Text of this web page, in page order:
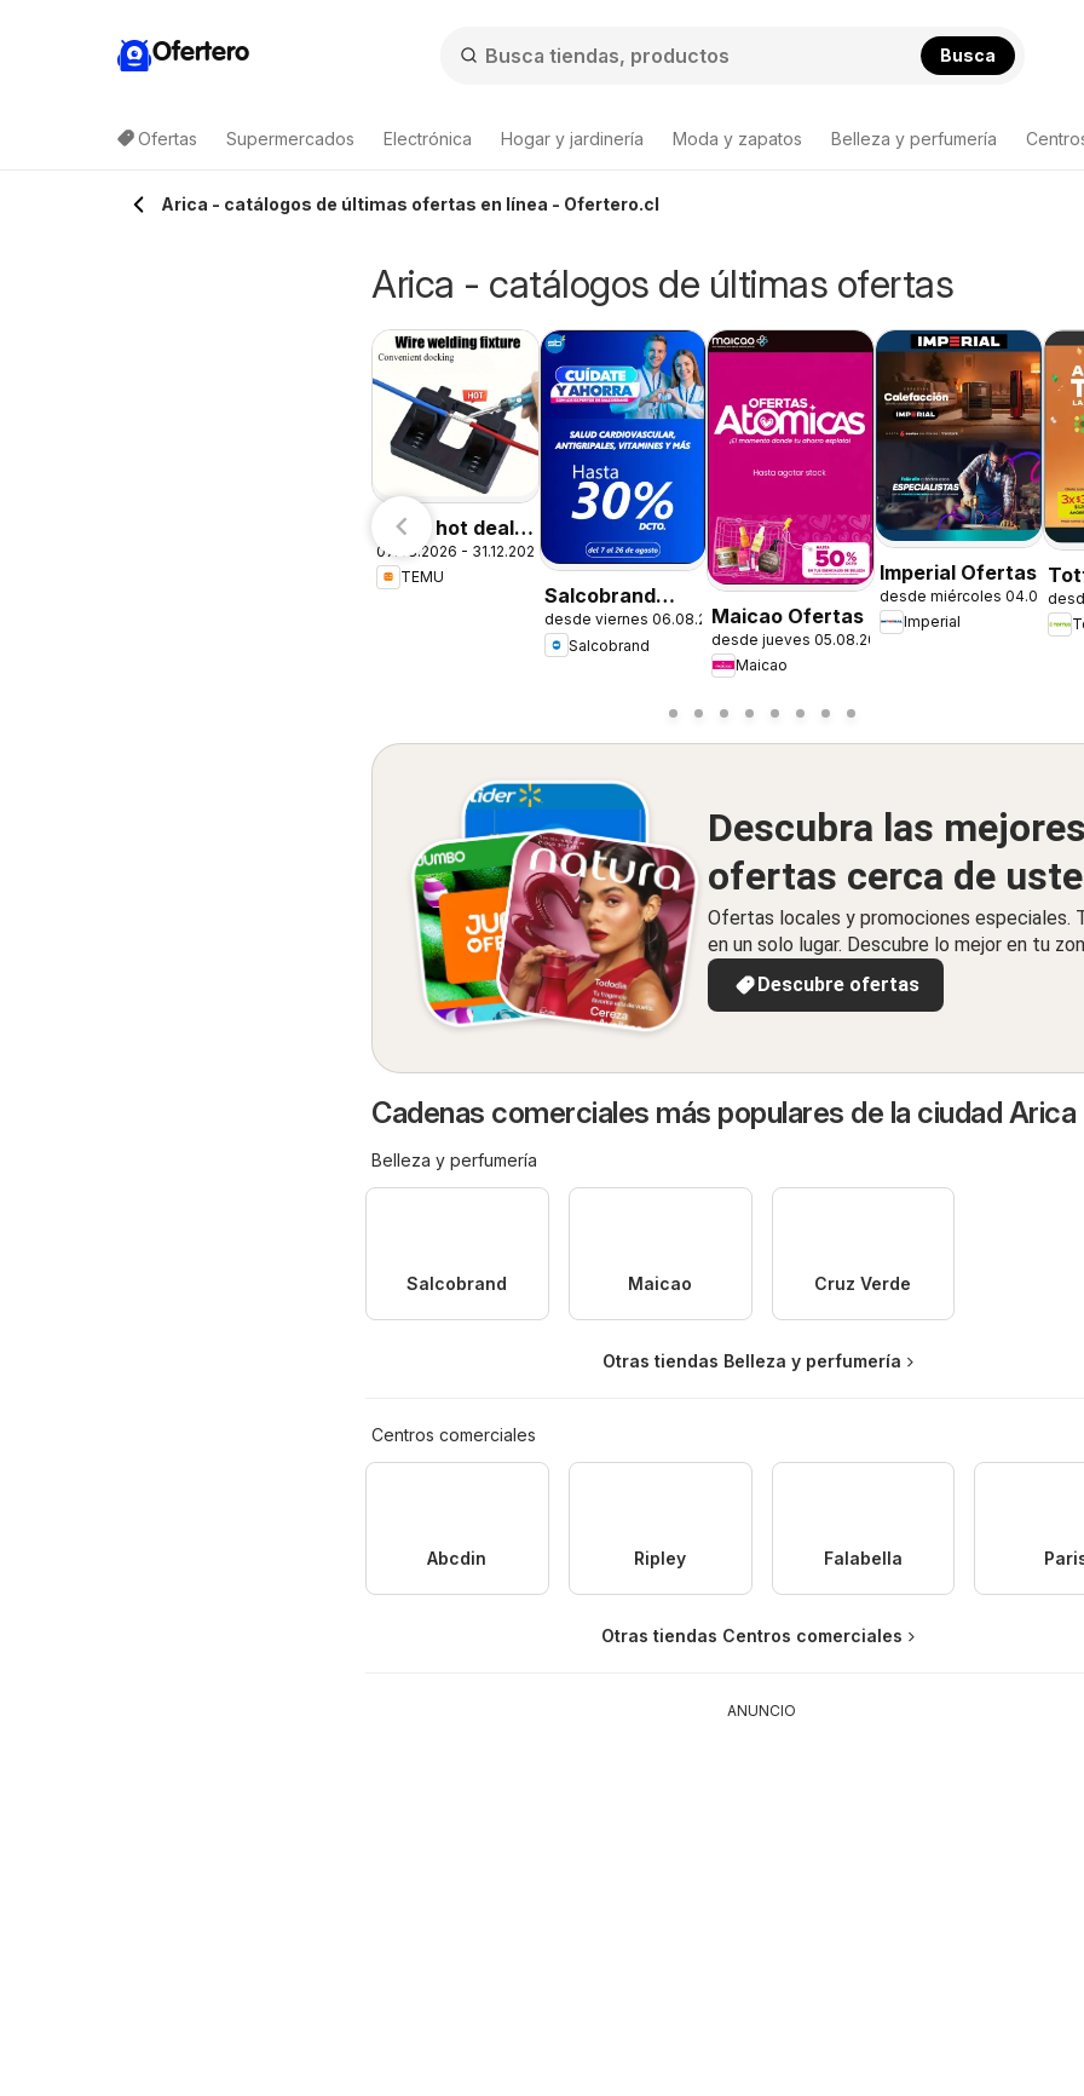
Ofertero Busca
Ofertas Supermercados Electrónica Hogar y jardinería Moda y zapatos Belleza y perfumería
Lista de productos
Arica - catálogos de últimas ofertas en línea - Ofertero.cl
Arica - catálogos de últimas ofertas
Temu hot deals
– Chile
07.08.2026 - 31.12.2026
TEMU
Salcobrand
Ofertas
desde viernes 06.08.2026
Salcobrand
Maicao Ofertas
desde jueves 05.08.2026
Maicao
Imperial Ofertas
desde miércoles
Imperial
Descubra las
ofertas cerca de
Ofertas locales y promociones especiales.
en un solo lugar. Descubre lo mejor en tu
Descubre ofertas
Cadenas comerciales más populares de la ciudad Arica
Belleza y perfumería
Salcobrand Maicao Cruz Verde
Otras tiendas Belleza y perfumería
Centros comerciales
Abcdin Ripley Falabella
Otras tiendas Centros comerciales
ANUNCIO